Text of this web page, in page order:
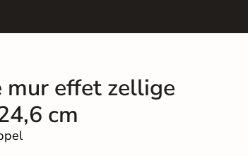
mur effet zellige
cm